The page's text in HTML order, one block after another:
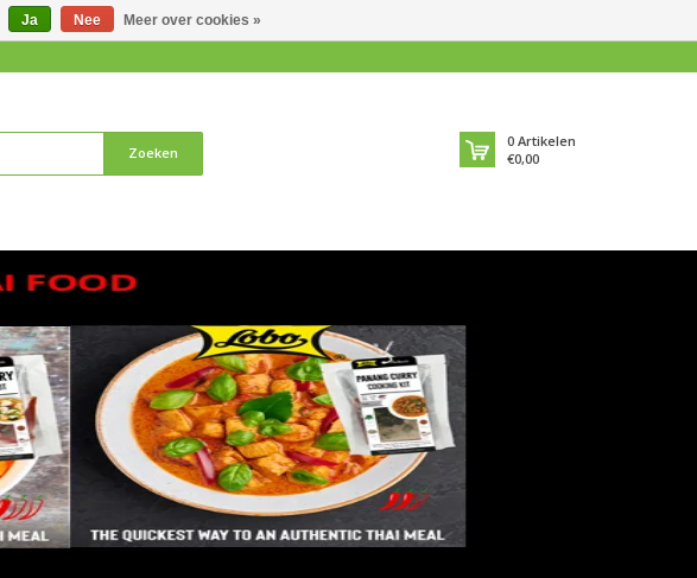
Zoeken
0 Artikelen
€0,00
Ja Nee Meer over cookies »